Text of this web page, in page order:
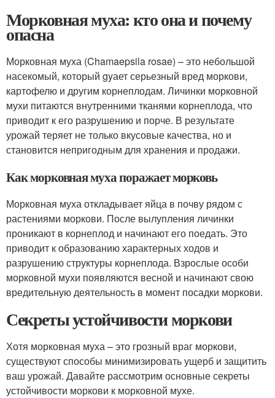
Морковная муха: кто она и почему
опасна
Морковная муха (Chamaepsila rosae) – это небольшой
насекомый, который gyает серьезный вред моркови,
картофелю и другим корнеплодам. Личинки морковной
мухи питаются внутренними тканями корнеплода, что
приводит к его разрушению и порче. В результате
урожай теряет не только вкусовые качества, но и
становится непригодным для хранения и продажи.
Как морковная муха поражает морковь
Морковная муха откладывает яйца в почву рядом с
растениями моркови. После вылупления личинки
проникают в корнеплод и начинают его поедать. Это
приводит к образованию характерных ходов и
разрушению структуры корнеплода. Взрослые особи
морковной мухи появляются весной и начинают свою
вредительную деятельность в момент посадки моркови.
Секреты устойчивости моркови
Хотя морковная муха – это грозный враг моркови,
существуют способы минимизировать ущерб и защитить
ваш урожай. Давайте рассмотрим основные секреты
устойчивости моркови к морковной мухе.